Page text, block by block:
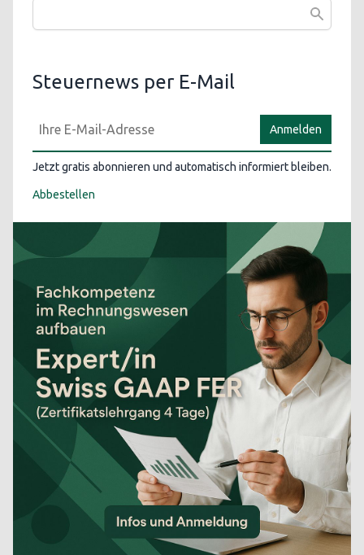
Steuernews per E-Mail
Anmelden
Jetzt gratis abonnieren und automatisch informiert bleiben.
Abbestellen